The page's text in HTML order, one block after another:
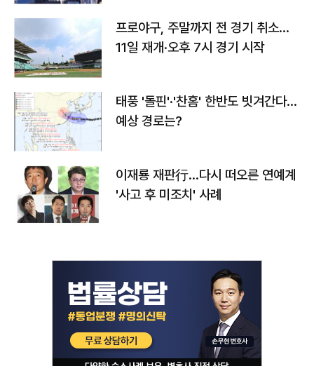
프로야구, 주말까지 전 경기 취소…
11일 재개·오후 7시 경기 시작
태풍 '돌핀'·'찬홈' 한반도 빗겨간다…
예상 경로는?
이재룡 재판行…다시 떠오른 연예계
'사고 후 미조치' 사례